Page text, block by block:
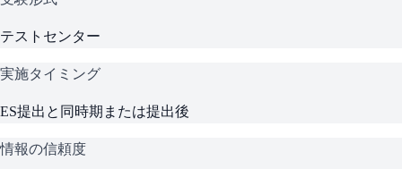
テストセンター
実施タイミング
ES提出と同時期または提出後
情報の信頼度